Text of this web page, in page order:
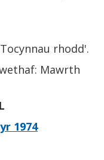
rhodd'.
Mawrth
1974